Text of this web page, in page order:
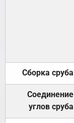
Сборка сруба
Соединение
углов сруба